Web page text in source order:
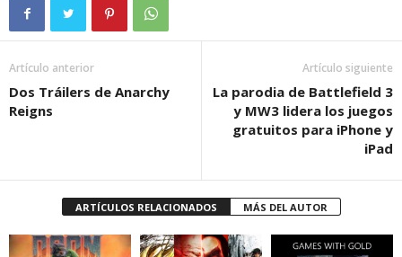
Artículo anterior
Dos Tráilers de Anarchy
Reigns
Artículo siguiente
La parodia de Battlefield 3
y MW3 lidera los juegos
gratuitos para iPhone y
iPad
ARTÍCULOS RELACIONADOS MÁS DEL AUTOR